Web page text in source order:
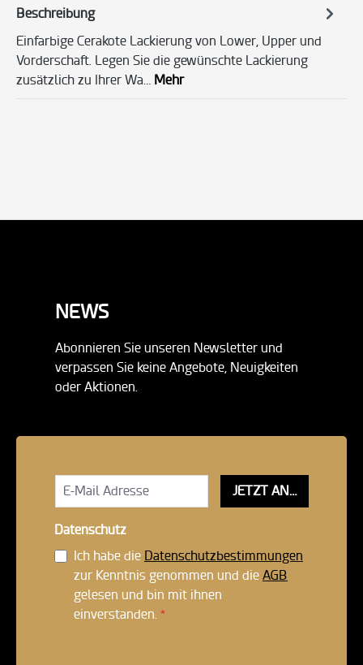
Beschreibung
Einfarbige Cerakote Lackierung von Lower, Upper und
Vorderschaft. Legen Sie die gewünschte Lackierung
zusätzlich zu Ihrer Wa… Mehr
NEWS
Abonnieren Sie unseren Newsletter und
verpassen Sie keine Angebote, Neuigkeiten
oder Aktionen.
JETZT ANMELDEN!
Datenschutz
Ich habe die Datenschutzbestimmungen
zur Kenntnis genommen und die AGB
gelesen und bin mit ihnen
einverstanden. *